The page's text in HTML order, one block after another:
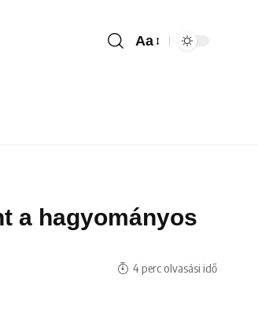
Aa
a hagyományos
4 perc olvasási idő